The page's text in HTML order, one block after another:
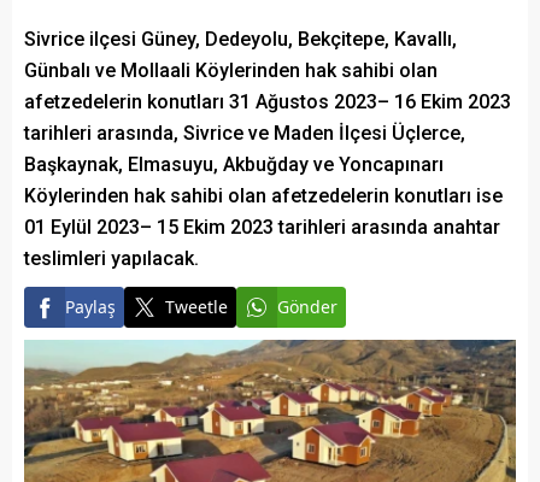
Sivrice ilçesi Güney, Dedeyolu, Bekçitepe, Kavallı,
Günbalı ve Mollaali Köylerinden hak sahibi olan
afetzedelerin konutları 31 Ağustos 2023– 16 Ekim 2023
tarihleri arasında, Sivrice ve Maden İlçesi Üçlerce,
Başkaynak, Elmasuyu, Akbuğday ve Yoncapınarı
Köylerinden hak sahibi olan afetzedelerin konutları ise
01 Eylül 2023– 15 Ekim 2023 tarihleri arasında anahtar
teslimleri yapılacak.
Paylaş Tweetle Gönder